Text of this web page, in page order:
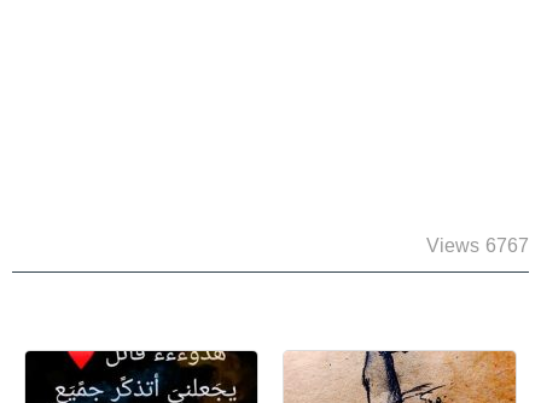
6767 Views